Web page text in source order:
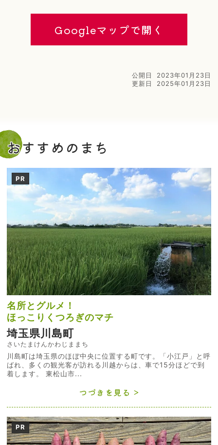
Googleマップで開く
公開日
2023年01月23日
更新日
2025年01月23日
おすすめのまち
PR
名所とグルメ！
ほっこりくつろぎのマチ
埼玉県川島町
さいたまけんかわじままち
川島町は埼玉県のほぼ中央に位置する町です。「小江戸」と呼
ばれ、多くの観光客が訪れる川越からは、車で15分ほどで到
着します。 東松山市...
つづきを見る
PR